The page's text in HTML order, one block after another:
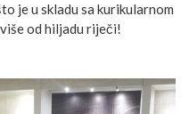
je u skladu sa kurikularnom
od hiljadu riječi!